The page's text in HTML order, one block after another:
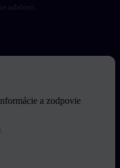
udalosti.
a zodpovie